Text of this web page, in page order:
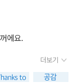
도 알려준다. 유산
험을 반복적으로 체
상황에서 나타날
하고 있다.셋째, 깨
한다.자신 스스로
이나 생각해 대입
, 제시된 여러 방법
명상이다)을 찾아
해주는 방법인 듯
나와는 맞질 않더
에요.
더보기